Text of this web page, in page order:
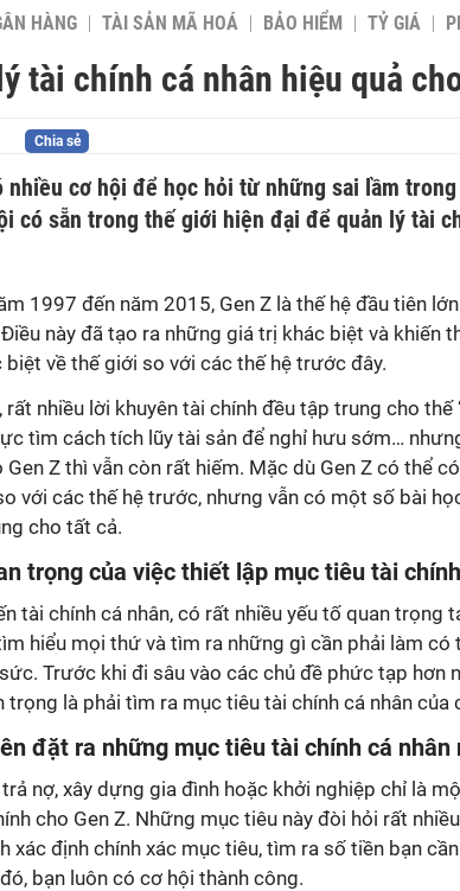
HÀNG TÀI SẢN MÃ HOÁ BẢO HIỂM TỶ GIÁ
tài chính cá nhân hiệu quả
Chia sẻ
nhiều cơ hội để học hỏi từ những sai lầm
có sẵn trong thế giới hiện đại để quản lý tài
1997 đến năm 2015, Gen Z là thế hệ đầu tiên
này đã tạo ra những giá trị khác biệt và khiến
biệt về thế giới so với các thế hệ trước đây.
rất nhiều lời khuyên tài chính đều tập trung cho thế
tìm cách tích lũy tài sản để nghỉ hưu sớm…
Gen Z thì vẫn còn rất hiếm. Mặc dù Gen Z có thể
với các thế hệ trước, nhưng vẫn có một số bài
cho tất cả.
trọng của việc thiết lập mục tiêu tài chính
tài chính cá nhân, có rất nhiều yếu tố quan trọng
hiểu mọi thứ và tìm ra những gì cần phải làm có
Trước khi đi sâu vào các chủ đề phức tạp hơn
trọng là phải tìm ra mục tiêu tài chính cá nhân của
đặt ra những mục tiêu tài chính cá nhân
trả nợ, xây dựng gia đình hoặc khởi nghiệp chỉ là
cho Gen Z. Những mục tiêu này đòi hỏi rất
xác định chính xác mục tiêu, tìm ra số tiền bạn
bạn luôn có cơ hội thành công.